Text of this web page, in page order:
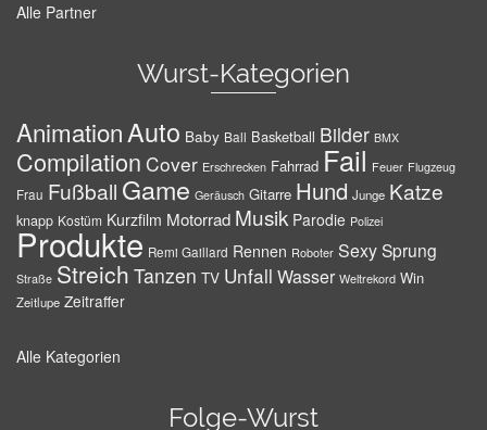
Alle Partner
Wurst-Kategorien
AnimationAuto Baby Ball Basketball Bilder BMX
Compilation Cover Erschrecken Fahrrad Fail Feuer Flugzeug
Frau Fußball Game Geräusch Gitarre Hund Junge Katze
knapp Kostüm Kurzfilm Motorrad Musik Parodie Polizei
Produkte Remi Gaillard Rennen Roboter SexySprung
Straße Streich Tanzen TV Unfall Wasser Weltrekord Win
Zeitlupe Zeitraffer
Alle Kategorien
Folge-Wurst